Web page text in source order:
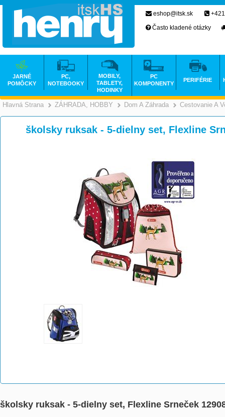
Hlavná Strana >
ZÁHRADA, HOBBY >
Dom A Záhrada Cestovanie A
školsky ruksak - 5-dielny set, Flexline
školsky ruksak - 5-dielny set, Flexline Srneček
eshop@itsk.sk
Často kladené otázky
JARNÉ
POMÔCKY
PC,
NOTEBOOKY
MOBILY,
TABLETY,
HODINKY
PC
KOMPONENTY
PERIFÉRIE